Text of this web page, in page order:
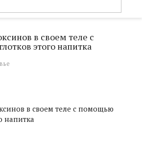
в своем теле с
этого напитка